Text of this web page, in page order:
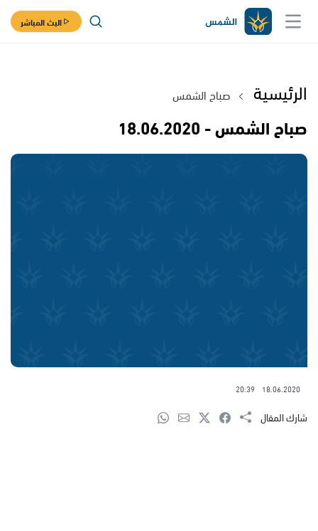
البث المباشر
الرئيسية صباح الشمس
صباح الشمس - 18.06.2020
18.06.2020
20:39
شارك المقال